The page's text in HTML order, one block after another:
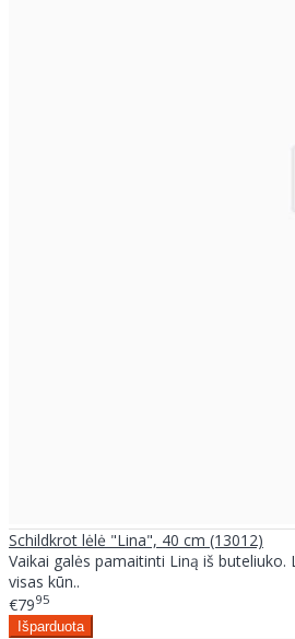
Schildkrot lėlė "Lina", 40 cm (13012)
Vaikai galės pamaitinti Liną iš buteliuko.
visas kūn..
€7995